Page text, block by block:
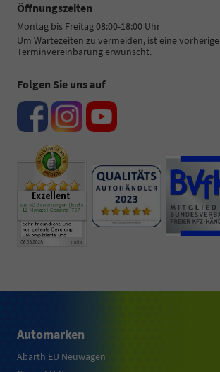
Öffnungszeiten
Montag bis Freitag 08:00-18:00 Uhr
Um Wartezeiten zu vermeiden, ist eine vorherige
Terminvereinbarung erwünscht.
Folgen Sie uns auf
Automarken
Abarth EU Neuwagen